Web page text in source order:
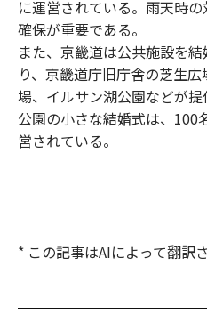
に運営されている。雨天時
確保が重要である。
また、京畿道は公共施設を
り、京畿道庁旧庁舎の芝生
場、イルサン湖公園などが
公園の小さな結婚式は、100
営されている。
* この記事はAIによって翻訳